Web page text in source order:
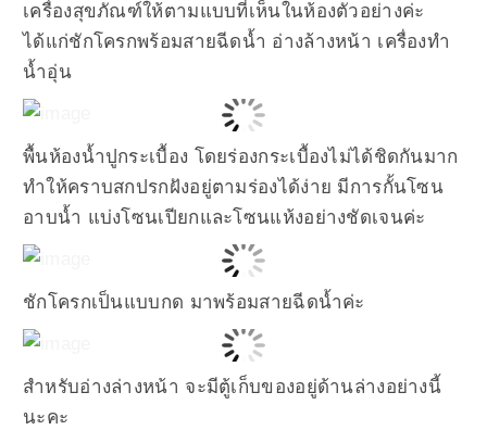
เครื่องสุขภัณฑ์ให้ตามแบบที่เห็นในห้องตัวอย่างค่ะ
ได้แก่ชักโครกพร้อมสายฉีดน้ำ อ่างล้างหน้า เครื่องทำ
น้ำอุ่น
พื้นห้องน้ำปูกระเบื้อง โดยร่องกระเบื้องไม่ได้ชิดกันมาก
ทำให้คราบสกปรกฝังอยู่ตามร่องได้ง่าย มีการกั้นโซน
อาบน้ำ แบ่งโซนเปียกและโซนแห้งอย่างชัดเจนค่ะ
ชักโครกเป็นแบบกด มาพร้อมสายฉีดน้ำค่ะ
สำหรับอ่างล่างหน้า จะมีตู้เก็บของอยู่ด้านล่างอย่างนี้
นะคะ